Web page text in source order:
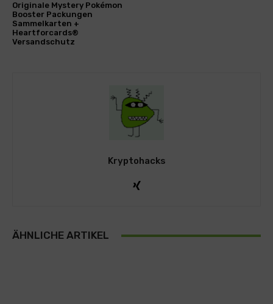
Originale Mystery Pokémon
Booster Packungen
Sammelkarten +
Heartforcards®
Versandschutz
Kryptohacks
ÄHNLICHE ARTIKEL